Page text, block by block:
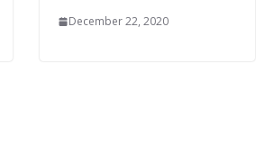
December 22, 2020